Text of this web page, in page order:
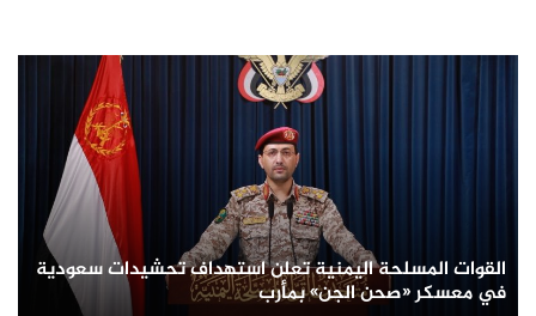
القوات المسلحة اليمنية تعلن استهداف تحشيدات سعودية
في معسكر «صحن الجن» بمأرب